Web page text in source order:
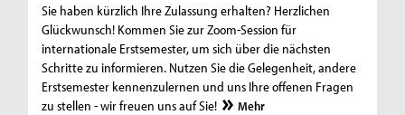
Sie haben kürzlich Ihre Zulassung erhalten? Herzlichen
Glückwunsch! Kommen Sie zur Zoom-Session für
internationale Erstsemester, um sich über die nächsten
Schritte zu informieren. Nutzen Sie die Gelegenheit, andere
Erstsemester kennenzulernen und uns Ihre offenen Fragen
zu stellen - wir freuen uns auf Sie!
Mehr